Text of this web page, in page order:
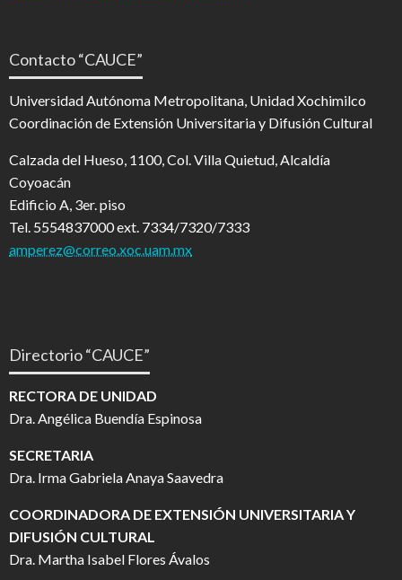
Contacto “CAUCE”
Universidad Autónoma Metropolitana, Unidad Xochimilco
Coordinación de Extensión Universitaria y Difusión Cultural
Calzada del Hueso, 1100, Col. Villa Quietud, Alcaldía
Coyoacán
Edificio A, 3er. piso
Tel. 5554837000 ext. 7334/7320/7333
amperez@correo.xoc.uam.mx
Directorio “CAUCE”
RECTORA DE UNIDAD
Dra. Angélica Buendía Espinosa
SECRETARIA
Dra. Irma Gabriela Anaya Saavedra
COORDINADORA DE EXTENSIÓN UNIVERSITARIA Y
DIFUSIÓN CULTURAL
Dra. Martha Isabel Flores Ávalos